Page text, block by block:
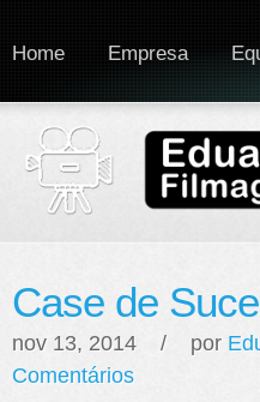
Home Empresa
Case de
nov 13, 2014 / por
Comentários